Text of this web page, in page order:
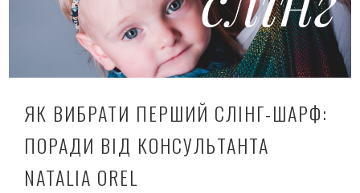
ЯК ВИБРАТИ ПЕРШИЙ СЛІНГ-ШАРФ:
ПОРАДИ ВІД КОНСУЛЬТАНТА
NATALIA OREL